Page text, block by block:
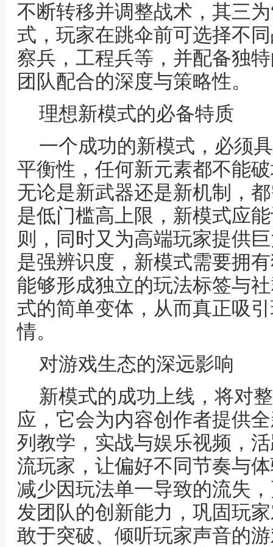
不断转移并调整战术，其三
式，玩家在跳伞前可选择不
察兵，工程兵等，并配备独
团队配合的深度与策略性。
理想新模式的必备特质
一个成功的新模式，必须
平衡性，任何新元素都不能
无论是新武器还是新机制，
是低门槛高上限，新模式应
则，同时又为高端玩家提供
是强辨识度，新模式需要拥
能够形成独立的玩法标签与
式的简单变体，从而真正吸
情。
对游戏生态的深远影响
新模式的成功上线，将对
应，它会为内容创作者提供
列教学，实战与娱乐视频，
流玩家，让偏好不同节奏与
减少因玩法单一导致的流失
发团队的创新能力，巩固玩
敢于突破、倾听玩家声音的